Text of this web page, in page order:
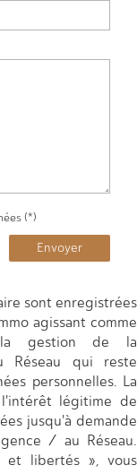
(*)
Envoyer
sont enregistrées
agissant comme
la gestion de la
Réseau qui reste
personnelles. La
légitime de
jusqu'à demande
/ au Réseau.
et libertés », vous